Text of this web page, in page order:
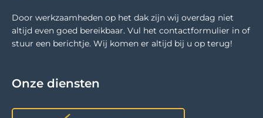
Door werkzaamheden op het dak zijn wij overdag niet
altijd even goed bereikbaar. Vul het contactformulier in of
stuur een berichtje. Wij komen er altijd bij u op terug!
Onze diensten